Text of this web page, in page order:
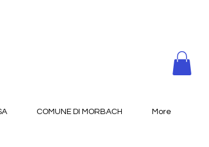
COMUNE DI MORBACH More